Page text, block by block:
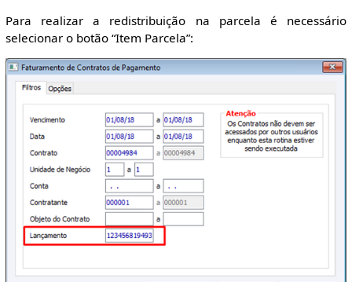
Para realizar a redistribuição na parcela é necessário
selecionar o botão “Item Parcela”: